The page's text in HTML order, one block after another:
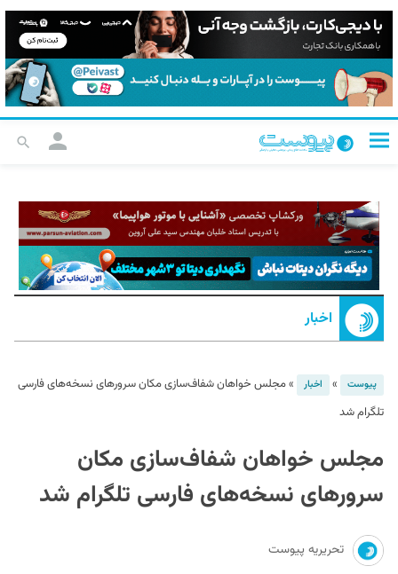
اخبار
پیوست » اخبار »مجلس خواهان شفاف‌سازی مکان سرورهای نسخه‌های فارسی
تلگرام شد
مجلس خواهان شفاف‌سازی مکان
سرورهای نسخه‌های فارسی تلگرام شد
تحریریه پیوست